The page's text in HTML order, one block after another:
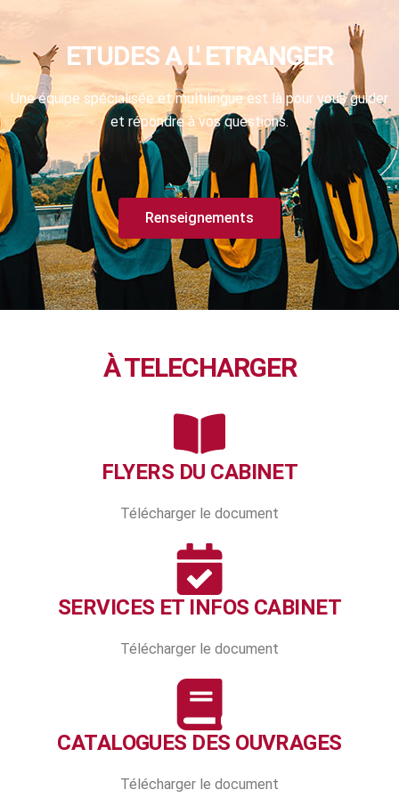
ETUDES A L' ETRANGER
Une équipe spécialisée et multilingue est là pour vous guider
et répondre à vos questions.
Renseignements
À TELECHARGER
FLYERS DU CABINET
Télécharger le document
SERVICES ET INFOS CABINET
Télécharger le document
CATALOGUES DES OUVRAGES
Télécharger le document